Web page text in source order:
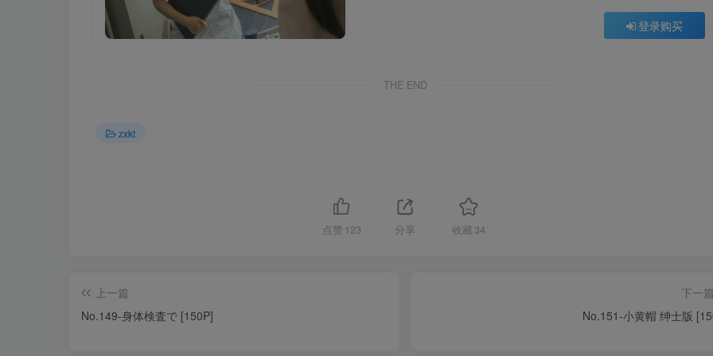
登录购买
THE END
zxkt
点赞 123 分享 收藏 34
上一篇
No.149-身体検査で [150P]
下一篇
No.151-小黄帽 绅士版